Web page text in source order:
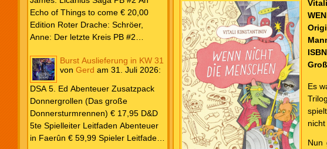
Echo of Things to come € 20,00
Edition Roter Drache: Schröer,
Anne: Der letzte Kreis PB #2
Frank: Der Pandora-Zyklus PB #1
Die Reise nach Pandora € 16,00
Corey, James: The Captive’s War
HC #2 Der Glaube der Bestien €
24,00 Loewe: Suzuki, Julietta: Süße
Bisse #6 € 7,50
Burst Auslieferung in KW 31
von Gerd am 31. Juli 2026:
DSA 5. Ed Abenteuer Zusatzpack
Donnergrollen (Das große
Donnersturmrennen) € 17,95 D&D
5te Spielleiter Leitfaden Abenteuer
in Faerûn € 59,99 Spieler Leitfaden
Es
Nun